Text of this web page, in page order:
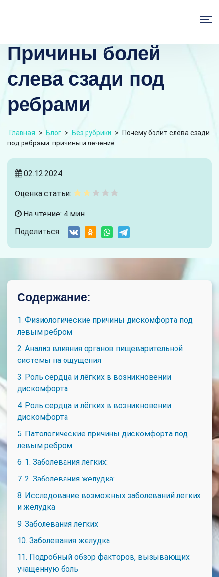
Причины болей
слева сзади под
ребрами
Главная > Блог > Без рубрики >
Почему болит слева сзади
под ребрами: причины и лечение
02.12.2024
Оценка статьи:
На чтение: 4 мин.
Поделиться:
Содержание:
1. Физиологические причины дискомфорта под
левым ребром
2. Анализ влияния органов пищеварительной
системы на ощущения
3. Роль сердца и лёгких в возникновении
дискомфорта
4. Роль сердца и лёгких в возникновении
дискомфорта
5. Патологические причины дискомфорта под
левым ребром
6. 1. Заболевания легких:
7. 2. Заболевания желудка:
8. Исследование возможных заболеваний легких
и желудка
9. Заболевания легких
10. Заболевания желудка
11. Подробный обзор факторов, вызывающих
учащенную боль